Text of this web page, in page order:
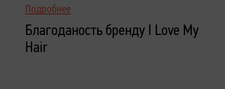
Подробнее
Благоданость бренду I Love My
Hair